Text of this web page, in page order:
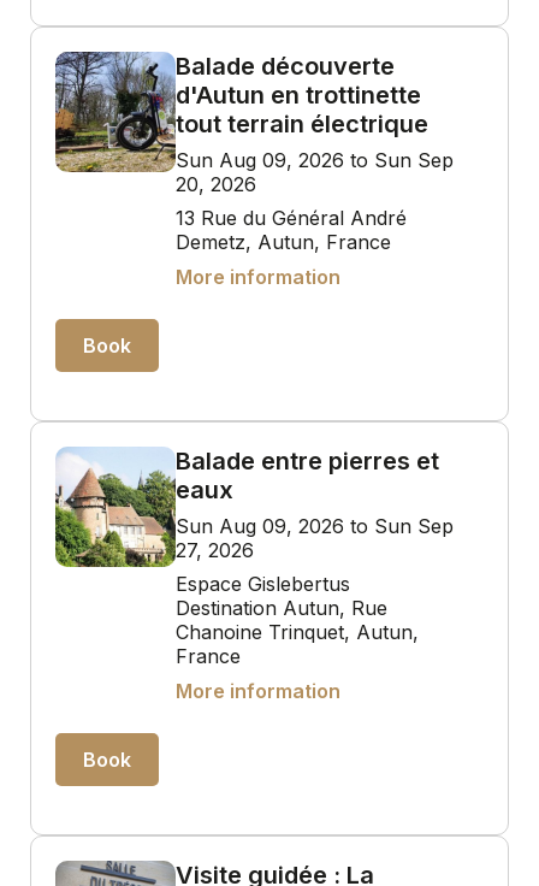
Balade découverte
d'Autun en trottinette
tout terrain électrique
Sun Aug 09, 2026 to Sun Sep
20, 2026
13 Rue du Général André
Demetz, Autun, France
More information
Book
Balade entre pierres et
eaux
Sun Aug 09, 2026 to Sun Sep
27, 2026
Espace Gislebertus
Destination Autun, Rue
Chanoine Trinquet, Autun,
France
More information
Book
Visite guidée : La